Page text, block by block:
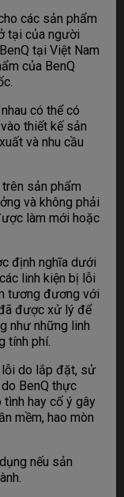
các sản phẩm
tại của người
tại Việt Nam
của BenQ
có thể có
thiết kế sản
và nhu cầu
sản phẩm
và không phải
làm mới hoặc
định nghĩa dưới
linh kiện bị lỗi
tương đương với
được xử lý để
như những linh
tính phí.
do lắp đặt, sử
BenQ thực
tình hay cố ý gây
mềm, hao mòn
nếu sản